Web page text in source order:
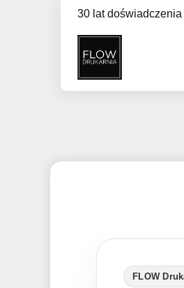
30 lat doświadczenia
FLOW